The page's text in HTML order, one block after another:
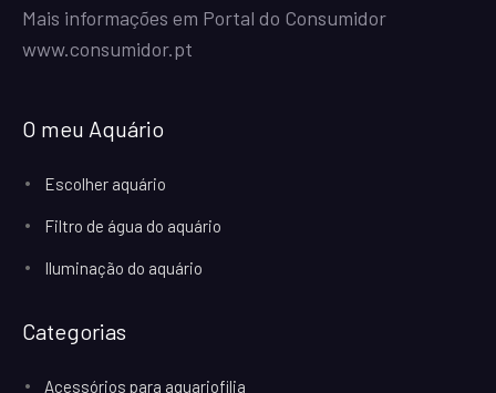
Mais informações em Portal do Consumidor
www.consumidor.pt
O meu Aquário
Escolher aquário
Filtro de água do aquário
Iluminação do aquário
Categorias
Acessórios para aquariofilia